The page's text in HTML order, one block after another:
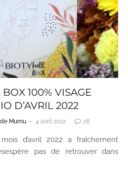
100% VISAGE
D’AVRIL 2022
Mumu 4 avril 2022 28
d’avril 2022 a fraîchement
pas de retrouver dans